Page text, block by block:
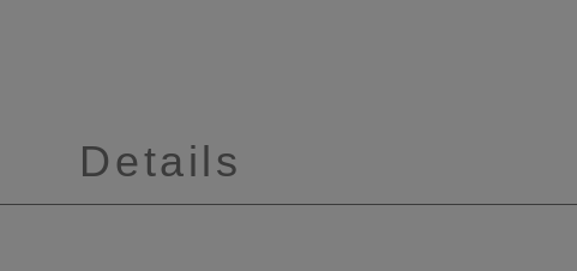
Details